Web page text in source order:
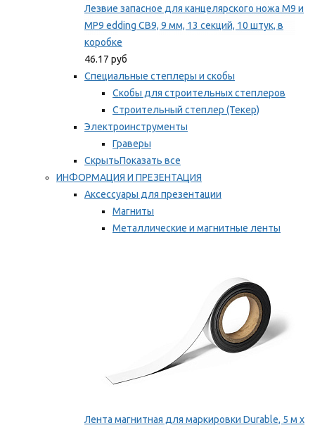
Лезвие запасное для канцелярского ножа M9 и
MP9 edding CB9, 9 мм, 13 секций, 10 штук, в
коробке
46.17 руб
Специальные степлеры и скобы
Скобы для строительных степлеров
Строительный степлер (Текер)
Электроинструменты
Граверы
СкрытьПоказать все
ИНФОРМАЦИЯ И ПРЕЗЕНТАЦИЯ
Аксессуары для презентации
Магниты
Металлические и магнитные ленты
Лента магнитная для маркировки Durable, 5 м х